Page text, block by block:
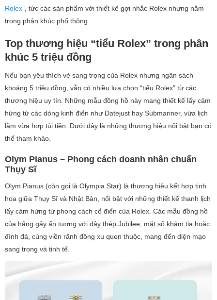
Rolex”, tức các sản phẩm với thiết kế gợi nhắc Rolex nhưng nằm
trong phân khúc phổ thông.
Top thương hiệu “tiểu Rolex” trong phân
khúc 5 triệu đồng
Nếu bạn yêu thích vẻ sang trọng của Rolex nhưng ngân sách
khoảng 5 triệu đồng, vẫn có nhiều lựa chọn “tiểu Rolex” từ các
thương hiệu uy tín. Những mẫu đồng hồ này mang thiết kế lấy cảm
hứng từ các dòng kinh điển như Datejust hay Submariner, vừa lịch
lãm vừa hợp túi tiền. Dưới đây là những thương hiệu nổi bật bạn có
thể tham khảo.
Olym Pianus – Phong cách doanh nhân chuẩn
Thụy Sĩ
Olym Pianus (còn gọi là Olympia Star) là thương hiệu kết hợp tinh
hoa giữa Thụy Sĩ và Nhật Bản, nổi bật với những thiết kế thanh lịch
lấy cảm hứng từ phong cách cổ điển của Rolex. Các mẫu đồng hồ
của hãng gây ấn tượng với dây thép Jubilee, mặt số khảm tia hoặc
đính đá, cùng viền rãnh đồng xu quen thuộc, mang đến diện mạo
sang trọng và tinh tế.